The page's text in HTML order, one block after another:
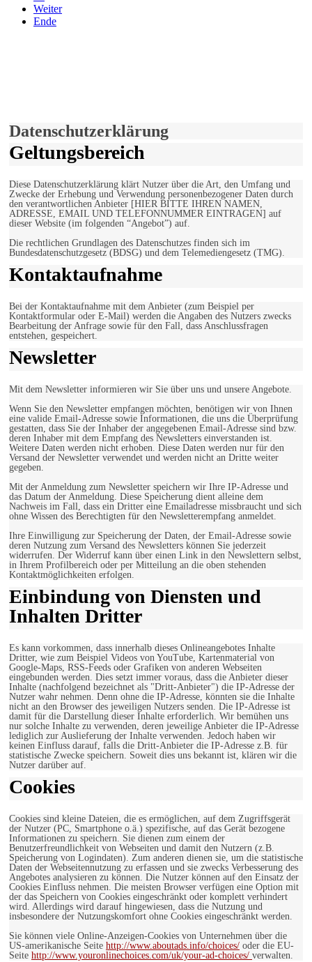
Weiter
Ende
Datenschutzerklärung
Geltungsbereich
Diese Datenschutzerklärung klärt Nutzer über die Art, den Umfang und
Zwecke der Erhebung und Verwendung personenbezogener Daten durch
den verantwortlichen Anbieter [HIER BITTE IHREN NAMEN,
ADRESSE, EMAIL UND TELEFONNUMMER EINTRAGEN] auf
dieser Website (im folgenden “Angebot”) auf.
Die rechtlichen Grundlagen des Datenschutzes finden sich im
Bundesdatenschutzgesetz (BDSG) und dem Telemediengesetz (TMG).
Kontaktaufnahme
Bei der Kontaktaufnahme mit dem Anbieter (zum Beispiel per
Kontaktformular oder E-Mail) werden die Angaben des Nutzers zwecks
Bearbeitung der Anfrage sowie für den Fall, dass Anschlussfragen
entstehen, gespeichert.
Newsletter
Mit dem Newsletter informieren wir Sie über uns und unsere Angebote.
Wenn Sie den Newsletter empfangen möchten, benötigen wir von Ihnen
eine valide Email-Adresse sowie Informationen, die uns die Überprüfung
gestatten, dass Sie der Inhaber der angegebenen Email-Adresse sind bzw.
deren Inhaber mit dem Empfang des Newsletters einverstanden ist.
Weitere Daten werden nicht erhoben. Diese Daten werden nur für den
Versand der Newsletter verwendet und werden nicht an Dritte weiter
gegeben.
Mit der Anmeldung zum Newsletter speichern wir Ihre IP-Adresse und
das Datum der Anmeldung. Diese Speicherung dient alleine dem
Nachweis im Fall, dass ein Dritter eine Emailadresse missbraucht und sich
ohne Wissen des Berechtigten für den Newsletterempfang anmeldet.
Ihre Einwilligung zur Speicherung der Daten, der Email-Adresse sowie
deren Nutzung zum Versand des Newsletters können Sie jederzeit
widerrufen. Der Widerruf kann über einen Link in den Newslettern selbst,
in Ihrem Profilbereich oder per Mitteilung an die oben stehenden
Kontaktmöglichkeiten erfolgen.
Einbindung von Diensten und
Inhalten Dritter
Es kann vorkommen, dass innerhalb dieses Onlineangebotes Inhalte
Dritter, wie zum Beispiel Videos von YouTube, Kartenmaterial von
Google-Maps, RSS-Feeds oder Grafiken von anderen Webseiten
eingebunden werden. Dies setzt immer voraus, dass die Anbieter dieser
Inhalte (nachfolgend bezeichnet als "Dritt-Anbieter") die IP-Adresse der
Nutzer wahr nehmen. Denn ohne die IP-Adresse, könnten sie die Inhalte
nicht an den Browser des jeweiligen Nutzers senden. Die IP-Adresse ist
damit für die Darstellung dieser Inhalte erforderlich. Wir bemühen uns
nur solche Inhalte zu verwenden, deren jeweilige Anbieter die IP-Adresse
lediglich zur Auslieferung der Inhalte verwenden. Jedoch haben wir
keinen Einfluss darauf, falls die Dritt-Anbieter die IP-Adresse z.B. für
statistische Zwecke speichern. Soweit dies uns bekannt ist, klären wir die
Nutzer darüber auf.
Cookies
Cookies sind kleine Dateien, die es ermöglichen, auf dem Zugriffsgerät
der Nutzer (PC, Smartphone o.ä.) spezifische, auf das Gerät bezogene
Informationen zu speichern. Sie dienen zum einem der
Benutzerfreundlichkeit von Webseiten und damit den Nutzern (z.B.
Speicherung von Logindaten). Zum anderen dienen sie, um die statistische
Daten der Webseitennutzung zu erfassen und sie zwecks Verbesserung des
Angebotes analysieren zu können. Die Nutzer können auf den Einsatz der
Cookies Einfluss nehmen. Die meisten Browser verfügen eine Option mit
der das Speichern von Cookies eingeschränkt oder komplett verhindert
wird. Allerdings wird darauf hingewiesen, dass die Nutzung und
insbesondere der Nutzungskomfort ohne Cookies eingeschränkt werden.
Sie können viele Online-Anzeigen-Cookies von Unternehmen über die
US-amerikanische Seite http://www.aboutads.info/choices/ oder die EU-
Seite http://www.youronlinechoices.com/uk/your-ad-choices/ verwalten.